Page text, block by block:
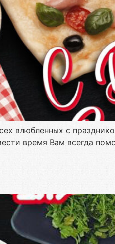
влюбленных с
время Вам всегда